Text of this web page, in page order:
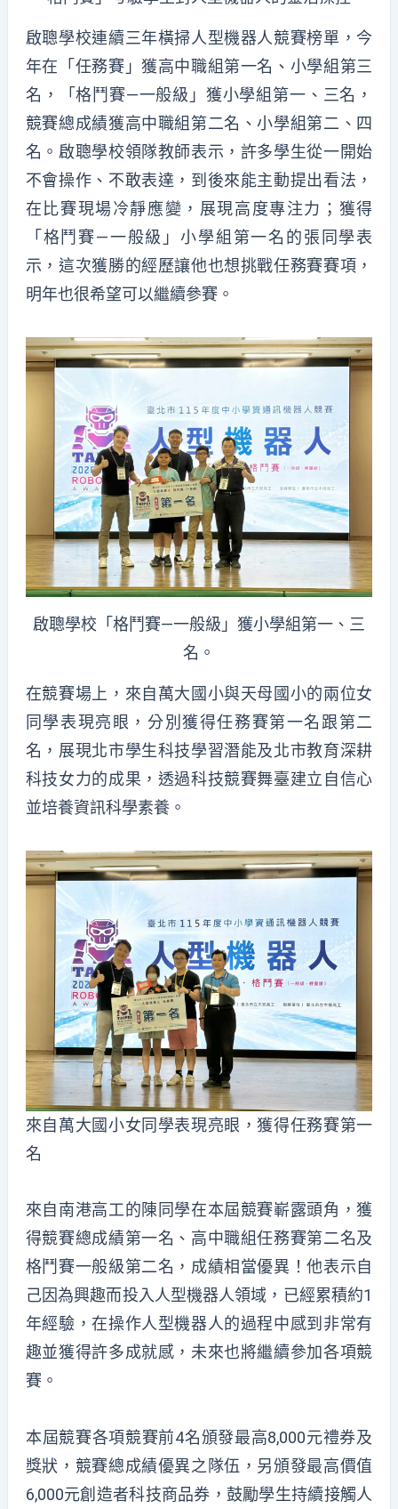
啟聰學校連續三年橫掃人型機器人競賽榜單，今
年在「任務賽」獲高中職組第一名、小學組第三
名，「格鬥賽—一般級」獲小學組第一、三名，
競賽總成績獲高中職組第二名、小學組第二、四
名。啟聰學校領隊教師表示，許多學生從一開始
不會操作、不敢表達，到後來能主動提出看法，
在比賽現場冷靜應變，展現高度專注力；獲得
「格鬥賽—一般級」小學組第一名的張同學表
示，這次獲勝的經歷讓他也想挑戰任務賽賽項，
明年也很希望可以繼續參賽。
啟聰學校「格鬥賽—一般級」獲小學組第一、三
名。
在競賽場上，來自萬大國小與天母國小的兩位女
同學表現亮眼，分別獲得任務賽第一名跟第二
名，展現北市學生科技學習潛能及北市教育深耕
科技女力的成果，透過科技競賽舞臺建立自信心
並培養資訊科學素養。
來自萬大國小女同學表現亮眼，獲得任務賽第一
名
來自南港高工的陳同學在本屆競賽嶄露頭角，獲
得競賽總成績第一名、高中職組任務賽第二名及
格鬥賽一般級第二名，成績相當優異！他表示自
己因為興趣而投入人型機器人領域，已經累積約1
年經驗，在操作人型機器人的過程中感到非常有
趣並獲得許多成就感，未來也將繼續參加各項競
賽。
本屆競賽各項競賽前4名頒發最高8,000元禮券及
獎狀，競賽總成績優異之隊伍，另頒發最高價值
6,000元創造者科技商品券，鼓勵學生持續接觸人